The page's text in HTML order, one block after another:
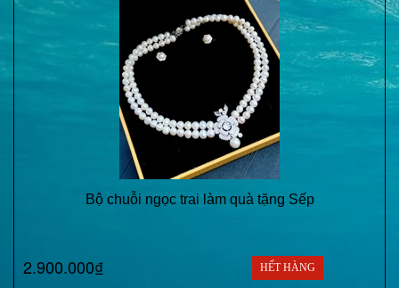
Bộ chuỗi ngọc trai làm quà tặng Sếp
2.900.000₫ HẾT HÀNG